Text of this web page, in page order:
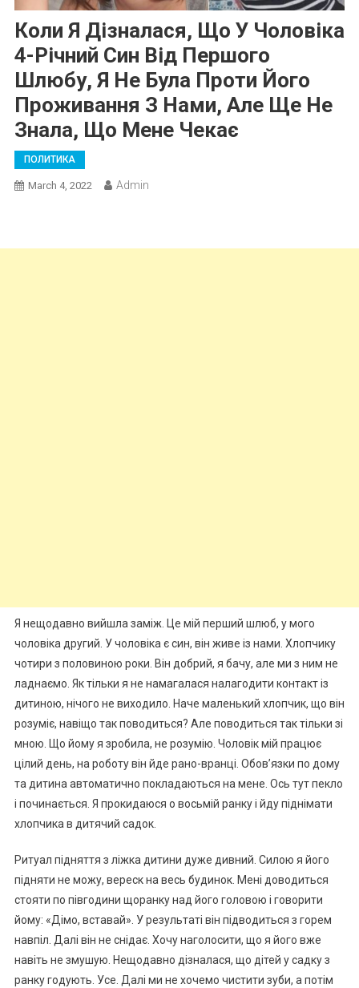
Коли Я Дізналася, Що У Чоловіка
4-Річний Син Від Першого
Шлюбу, Я Не Була Проти Його
Проживання З Нами, Але Ще Не
Знала, Що Мене Чекає
ПОЛИТИКА
March 4, 2022 Admin
Я нещодавно вийшла заміж. Це мій перший шлюб, у мого
чоловіка другий. У чоловіка є син, він живе із нами. Хлопчику
чотири з половиною роки. Він добрий, я бачу, але ми з ним не
ладнаємо. Як тільки я не намагалася налагодити контакт із
дитиною, нічого не виходило. Наче маленький хлопчик, що він
розуміє, навіщо так поводиться? Але поводиться так тільки зі
мною. Що йому я зробила, не розумію. Чоловік мій працює
цілий день, на роботу він йде рано-вранці. Обов’язки по дому
та дитина автоматично покладаються на мене. Ось тут пекло
і починається. Я прокидаюся о восьмій ранку і йду піднімати
хлопчика в дитячий садок.
Ритуал підняття з ліжка дитини дуже дивний. Силою я його
підняти не можу, вереск на весь будинок. Мені доводиться
стояти по півгодини щоранку над його головою і говорити
йому: «Дімо, вставай». У результаті він підводиться з горем
навпіл. Далі він не снідає. Хочу наголосити, що я його вже
навіть не змушую. Нещодавно дізналася, що дітей у садку з
ранку годують. Усе. Далі ми не хочемо чистити зуби, а потім